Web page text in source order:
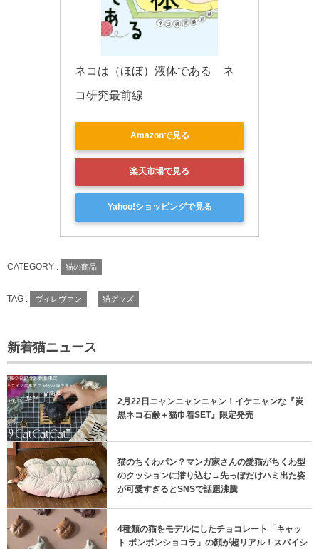
ネコは（ほぼ）液体である　ネ
コ研究最前線
Amazonで見る
楽天市場で見る
Yahoo!ショッピングで見る
CATEGORY : 猫の商品
TAG : ヴィレヴァン 猫グッズ
新着猫ニュース
2月22日ニャンニャンニャン！イケニャンな『炭
黒ネコ石鹸＋猫巾着SET』限定発売
猫のちくわパン？マンガ家さんの愛猫がちくわ型
のクッションに潜り込む→先っぽだけハミ出た姿
が可愛すぎるとSNSで話題沸騰
4種類の猫をモデルにしたチョコレート「キャッ
ト ボンボンショコラ」の顔が超リアル！スパイシ